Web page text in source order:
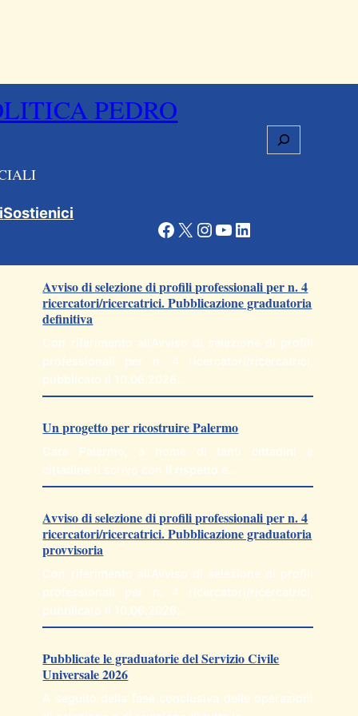
PEDRO
Cerca
Sostienici
Facebook X Instagram YouTube LinkedIn
Avviso di selezione di profili professionali per n. 4
ricercatori/ricercatrici. Pubblicazione graduatoria
definitiva
Con riferimento all’Avviso di selezione di profili
professionali per n. 4 ricercatori/ricercatrici,
pubblicato il 10.06.2026…
Un progetto per ricostruire Palermo
Cara Palermo, a nome di tanti cittadini e
cittadine ti scrivo con il rispetto e…
Avviso di selezione di profili professionali per n. 4
ricercatori/ricercatrici. Pubblicazione graduatoria
provvisoria
Con riferimento all’Avviso di selezione di profili
professionali per n. 4 ricercatori/ricercatrici,
pubblicato il 10.06.2026…
Pubblicate le graduatorie del Servizio Civile
Universale 2026
A seguito della fase conclusiva delle operazioni